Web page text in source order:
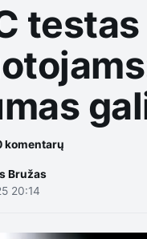
komentarų
Bružas
20:14